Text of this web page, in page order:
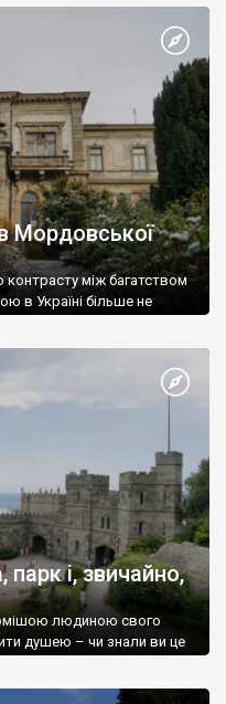
Мордовської
контрасту між багатством
в Україні більше не
і, звичайно,
людиною свого
душею – чи знали ви це